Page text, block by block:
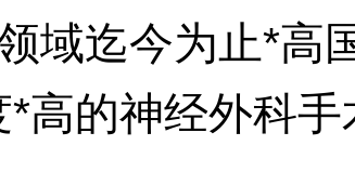
域迄今为止*高
的神经外科手